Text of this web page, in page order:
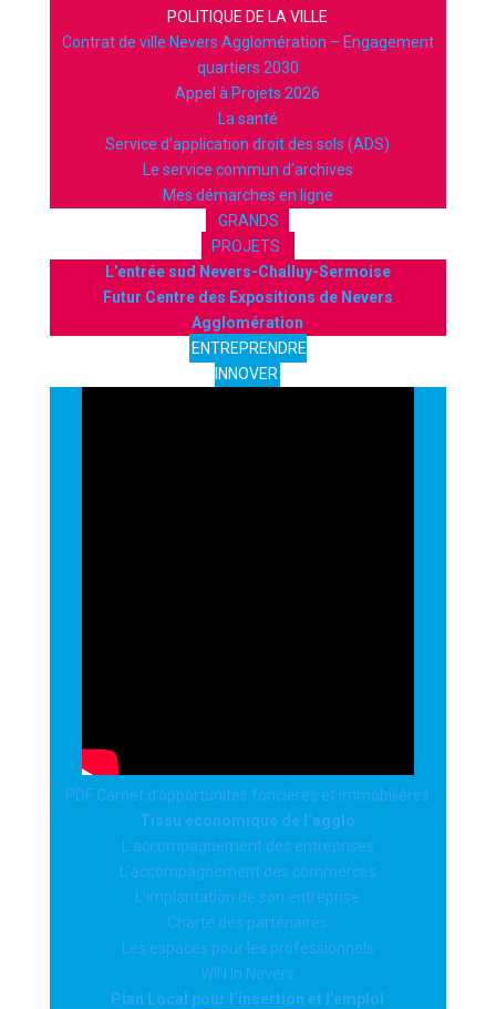
POLITIQUE DE LA VILLE
Contrat de ville Nevers Agglomération – Engagement
quartiers 2030
Appel à Projets 2026
La santé
Service d’application droit des sols (ADS)
Le service commun d’archives
Mes démarches en ligne
GRANDS
PROJETS
L’entrée sud Nevers-Challuy-Sermoise
Futur Centre des Expositions de Nevers
Agglomération
ENTREPRENDRE
INNOVER
PDF Carnet d’opportunités foncières et immobilières
Tissu économique de l’agglo
L’accompagnement des entreprises
L’accompagnement des commerces
L’implantation de son entreprise
Charte des partenaires
Les espaces pour les professionnels
WIN In Nevers
Plan Local pour l’insertion et l’emploi